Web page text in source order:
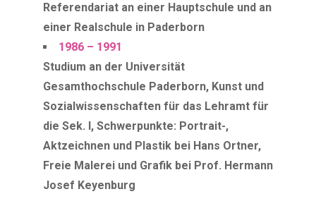
Referendariat an einer Hauptschule und an
einer Realschule in Paderborn
1986 – 1991
Studium an der Universität
Gesamthochschule Paderborn, Kunst und
Sozialwissenschaften für das Lehramt für
die Sek. I, Schwerpunkte: Portrait-,
Aktzeichnen und Plastik bei Hans Ortner,
Freie Malerei und Grafik bei Prof. Hermann
Josef Keyenburg